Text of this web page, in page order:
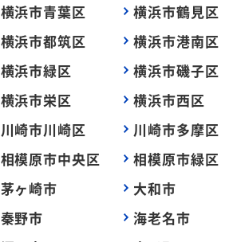
横浜市青葉区 横浜市鶴見区
横浜市都筑区 横浜市港南区
横浜市緑区 横浜市磯子区
横浜市栄区 横浜市西区
川崎市川崎区 川崎市多摩区
相模原市中央区 相模原市緑区
茅ヶ崎市 大和市
秦野市 海老名市